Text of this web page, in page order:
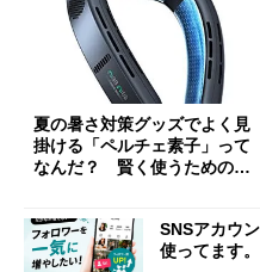
夏の暑さ対策グッズでよく見
掛ける「ペルチェ素子」って
なんだ？ 賢く使うための注
SNSアカウ
使ってます。